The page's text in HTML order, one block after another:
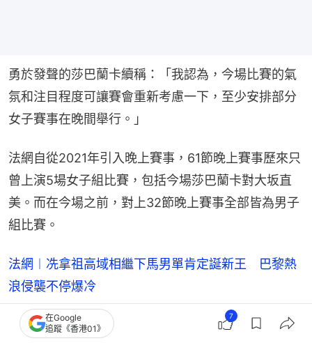
勇於發聲的莎巴蘭卡續稱：「我認為，今場比賽的氣
氛和注目程度可讓賽會重新考慮一下，至少安排部分
女子賽事在晚間舉行。」
法網自從2021年引入晚上賽事，61節晚上賽事歷來只
曾上演5場女子組比賽，包括今場莎巴蘭卡對大坂直
美。而在今場之前，對上32節晚上賽事全部皆為男子
組比賽。
法網︱冼拿祖高域相繼下馬男單肯定誕新王 巴黎熱
浪侵襲不停爆冷
法網｜張瑋桓女雙直落兩盤吞敗 不敵日台組合無緣
8強
在Google
追蹤《香港01》
7